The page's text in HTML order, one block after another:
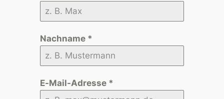
Nachname *
E-Mail-Adresse *